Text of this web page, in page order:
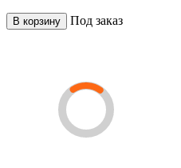
В корзину Под заказ